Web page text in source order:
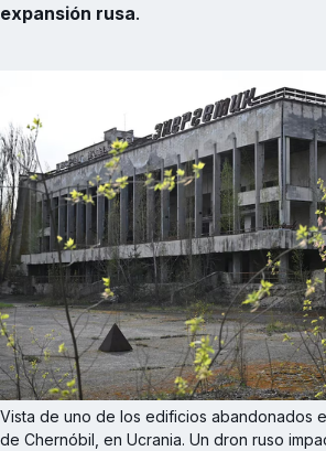
expansión rusa.
Vista de uno de los edificios abandonados
de Chernóbil, en Ucrania. Un dron ruso